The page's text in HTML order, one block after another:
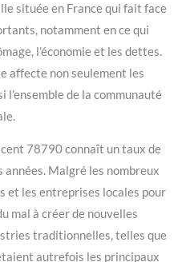
située en France qui fait face
notamment en ce qui
l’économie et les dettes.
affecte non seulement les
de la communauté
78790 connaît un taux de
années. Malgré les nombreux
et les entreprises locales pour
mal à créer de nouvelles
traditionnelles, telles que
autrefois les principaux